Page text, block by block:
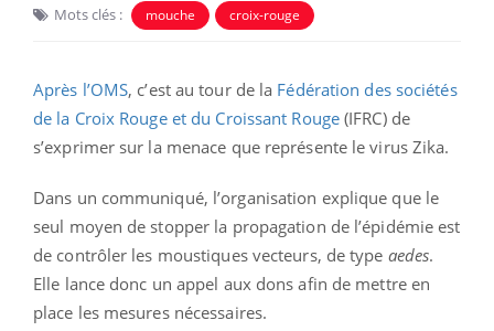
Mots clés : mouche croix-rouge
Après l’OMS, c’est au tour de la Fédération des sociétés
de la Croix Rouge et du Croissant Rouge(IFRC) de
s’exprimer sur la menace que représente le virus Zika.
Dans un communiqué, l’organisation explique que le
seul moyen de stopper la propagation de l’épidémie est
de contrôler les moustiques vecteurs, de type aedes.
Elle lance donc un appel aux dons afin de mettre en
place les mesures nécessaires.